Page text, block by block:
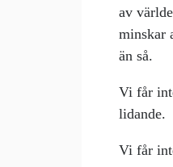
av
minskar
än så.
Vi får
lidande.
Vi får